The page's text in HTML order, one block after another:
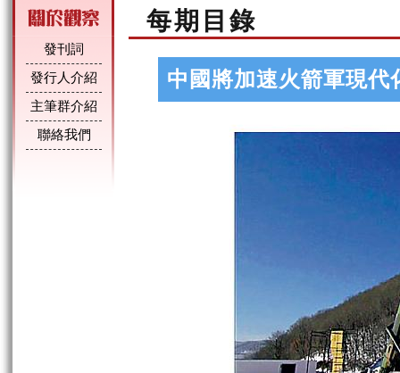
發刊詞
發行人介紹
主筆群介紹
聯絡我們
每期目錄
中國將加速火箭軍現代